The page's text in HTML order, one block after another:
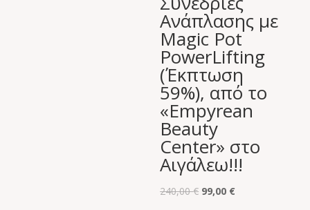
Ανάπλασης με
Magic Pot
PowerLifting
(Έκπτωση
59%), από το
«Empyrean
Beauty
Center» στο
Αιγάλεω!!!
240,00€ Original
99,00 €